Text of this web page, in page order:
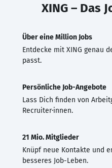
XING – Das
Über eine Million Jobs
Entdecke mit XING genau
passt.
Persönliche Job-Angebote
Lass Dich finden von
Recruiter·innen.
21 Mio. Mitglieder
Knüpf neue Kontakte und
besseres Job-Leben.